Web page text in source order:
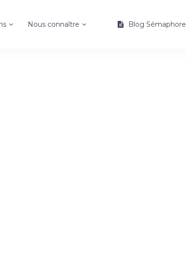
Nous connaître Blog Sémaphore